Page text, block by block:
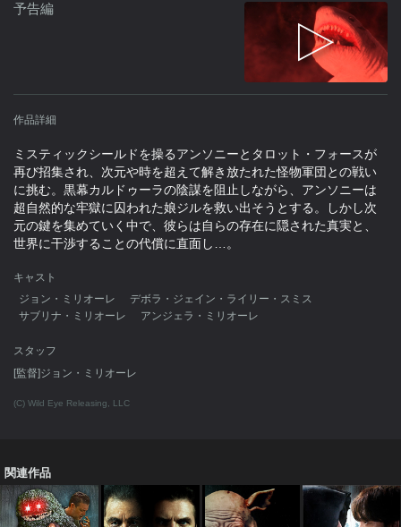
予告編
作品詳細
ミスティックシールドを操るアンソニーとタロット・フォースが
再び招集され、次元や時を超えて解き放たれた怪物軍団との戦い
に挑む。黒幕カルドゥーラの陰謀を阻止しながら、アンソニーは
超自然的な牢獄に囚われた娘ジルを救い出そうとする。しかし次
元の鍵を集めていく中で、彼らは自らの存在に隠された真実と、
世界に干渉することの代償に直面し…。
キャスト
ジョン・ミリオーレ
デボラ・ジェイン・ライリー・スミス
サブリナ・ミリオーレ
アンジェラ・ミリオーレ
スタッフ
[監督]ジョン・ミリオーレ
(C) Wild Eye Releasing, LLC
関連作品